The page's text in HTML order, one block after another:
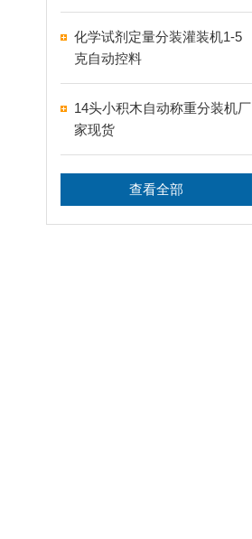
化学试剂定量分装灌装机1-5
克自动控料
14头小积木自动称重分装机厂
家现货
查看全部